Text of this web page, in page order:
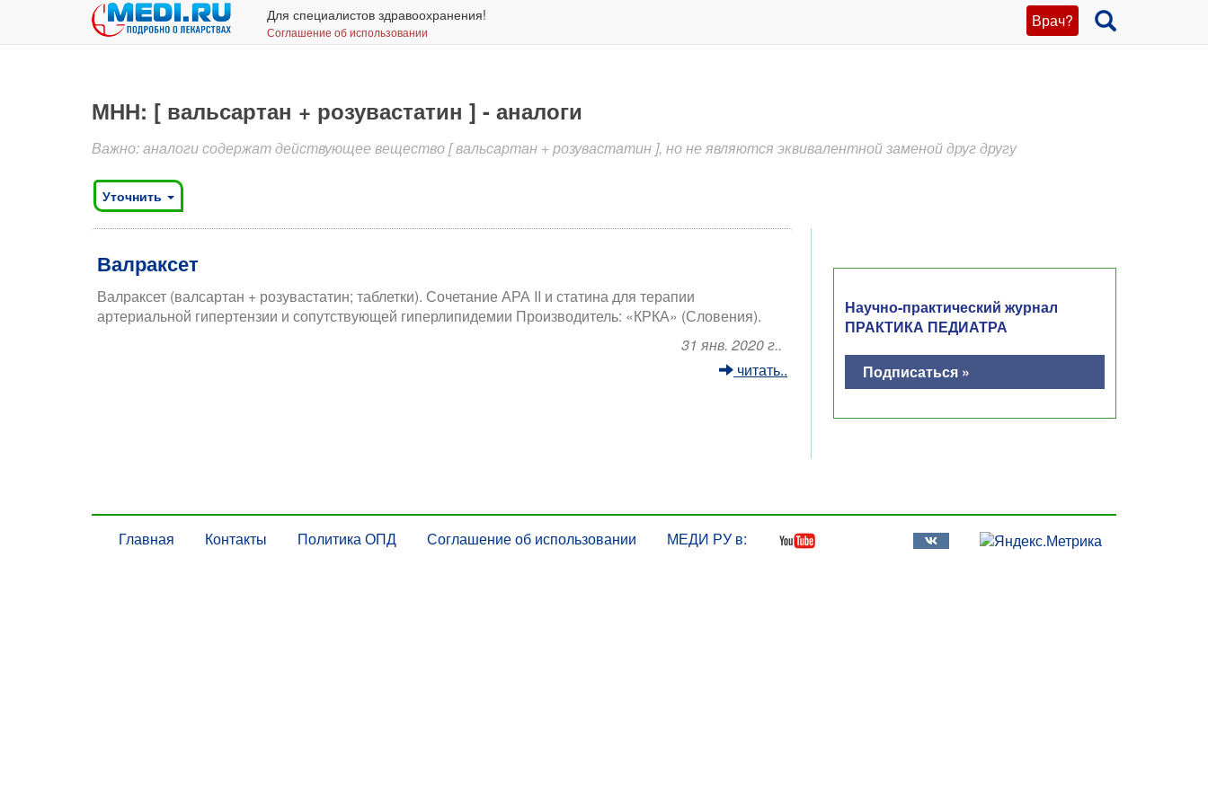
Врач?
Для специалистов здравоохранения!
Соглашение об использовании
МНН: [ вальсартан + розувастатин ] - аналоги
Важно: аналоги содержат действующее вещество [ вальсартан + розувастатин ], но не являются эквивалентной заменой друг другу
Уточнить
Валраксет
Валраксет (валсартан + розувастатин; таблетки). Сочетание АРА II и статина для терапии
артериальной гипертензии и сопутствующей гиперлипидемии Производитель: «КРКА» (Словения).
31 янв. 2020 г..
читать..
Научно-практический журнал
ПРАКТИКА ПЕДИАТРА
Подписаться »
Главная Контакты Политика ОПД Соглашение об использовании МЕДИ РУ в: